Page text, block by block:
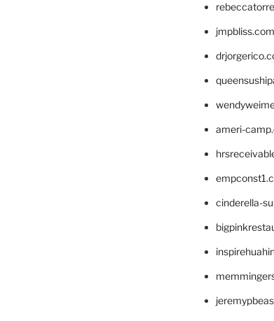
jmpbliss.com
ameri-
cinderella-